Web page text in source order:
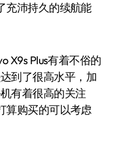
充沛持久的续航能
Plus有着不俗的
到了很高水平，加
有着很高的关注
算购买的可以考虑